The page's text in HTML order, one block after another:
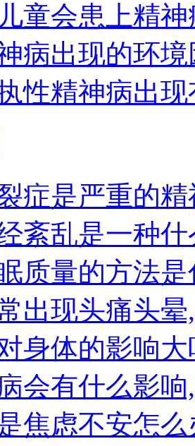
童会患上精神
病出现的环
性精神病出
症是严重的
紊乱是一种
质量的方法
出现头痛头
身体的影响
会有什么影
焦虑不安怎